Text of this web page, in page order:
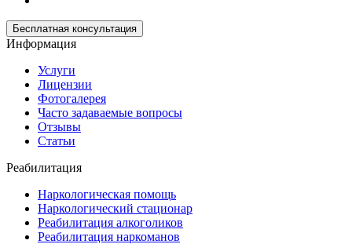
Бесплатная консультация
Информация
Услуги
Лицензии
Фотогалерея
Часто задаваемые вопросы
Отзывы
Статьи
Реабилитация
Наркологическая помощь
Наркологический стационар
Реабилитация алкоголиков
Реабилитация наркоманов